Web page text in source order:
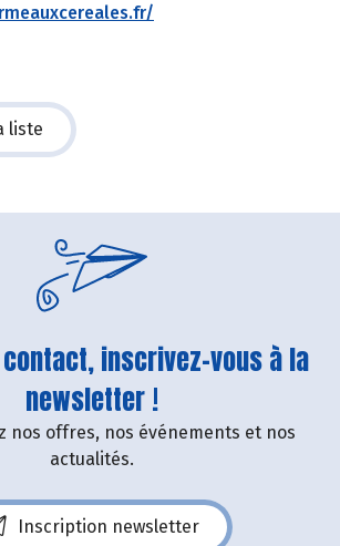
liste
inscrivez-vous à la
newsletter !
nos offres, nos événements et nos
actualités.
Inscription newsletter